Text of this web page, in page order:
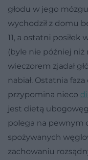
głodu w jego
wychodził z domu
11, a ostatni posiłek
(byle nie później niż
wieczorem zjadał
nabiał. Ostatnia
przypomina nieco
jest dietą
polega na pewnym
spożywanych
zachowaniu